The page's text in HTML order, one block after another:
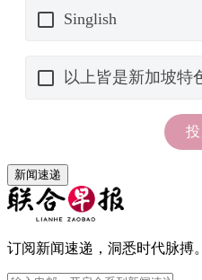
新闻速递
订阅新闻速递，洞悉时代脉搏。